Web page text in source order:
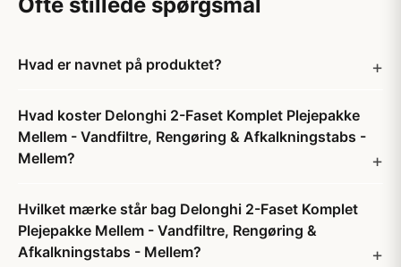
Hvad er navnet på produktet?
Hvad koster Delonghi 2-Faset Komplet Plejepakke
Mellem - Vandfiltre, Rengøring & Afkalkningstabs -
Mellem?
Hvilket mærke står bag Delonghi 2-Faset Komplet
Plejepakke Mellem - Vandfiltre, Rengøring &
Afkalkningstabs - Mellem?